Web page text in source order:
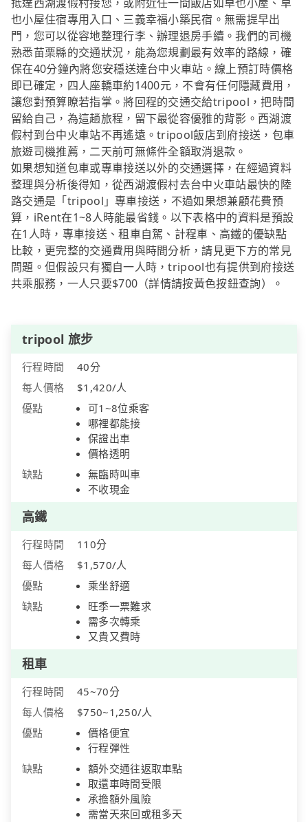
抵達西湖渡假村接您，或附近任一間飯店如卓也小屋、卓
也小屋住宿專用入口、三義幸福小築民宿。無需提早出
門，您可以從容地整理行李、辦理退房手續。我們的司機
熟悉苗栗縣的交通狀況，能為您規劃最有效率的路線，確
保在40分鐘內將您安穩送達台中火車站。線上預訂時價格
即已確定，四人座轎車約1400元，不會有任何隱藏費用，
讓您對預算瞭若指掌。將回程的交通交給tripool，把時間
留給自己，為這趟旅程，留下最從容優雅的背影。西湖渡
假村到台中火車站不再遙遠。tripool飯店到府接送，包車
旅遊司機推薦，二天前可無條件全額取消退款。
如果想知道包車或專車接送以外的交通選擇，在經過資料
整理與分析後得知，從西湖渡假村去台中火車站最快的陸
路交通是「tripool」專車接送，不過如果想兼顧花費預
算，iRent在1~8人時能最省錢。以下表格中的資料是預設
在1人時，專車接送、租車自駕、計程車、高鐵的優缺點
比較，更完整的交通費用與時間分析，請見更下方的常見
問題。但假設只有獨自一人時，tripool也有提供到府接送
共乘服務，一人只要$700（詳情請按黃色按鈕查詢）。
tripool 旅步
行程時間
40分
每人價格
$1,420/人
優點
可1~8位乘客
哪裡都能接
保證出車
價格透明
缺點
無臨時叫車
不收現金
高鐵
行程時間
110分
每人價格
$1,570/人
優點
乘坐舒適
缺點
旺季一票難求
需多次轉乘
又貴又費時
租車
行程時間
45~70分
每人價格
$750~1,250/人
優點
價格便宜
行程彈性
缺點
額外交通往返取車點
取還車時間受限
承擔額外風險
需當天來回或租多天